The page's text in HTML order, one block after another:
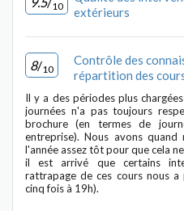
10
extérieurs
8/10
Contrôle des
répartition des
Il y a des périodes plus
journées n'a pas toujours
brochure (en termes de
entreprise). Nous avons
l'année assez tôt pour que cela
il est arrivé que certains
rattrapage de ces cours nous
cinq fois à 19h).